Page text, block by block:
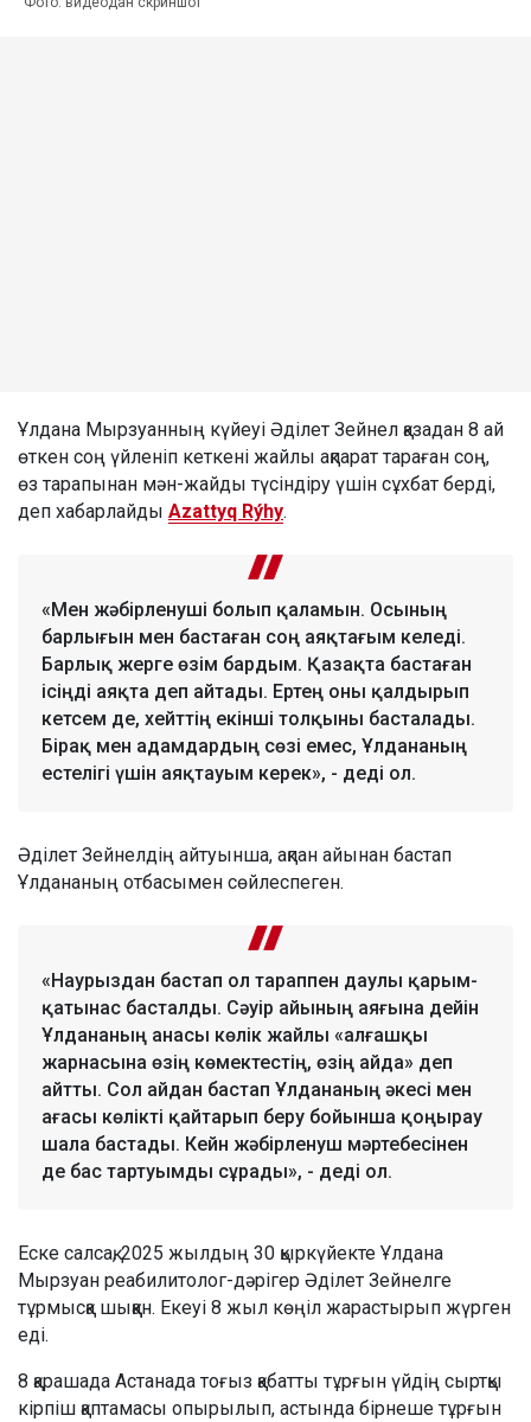
Ұлдана Мырзуанның күйеуі Әділет Зейнел қазадан 8 ай
өткен соң үйленіп кеткені жайлы ақпарат тараған соң,
өз тарапынан мән-жайды түсіндіру үшін сұхбат берді,
деп хабарлайды Azattyq Rýhy.
«Мен жәбірленуші болып қаламын. Осының
барлығын мен бастаған соң аяқтағым келеді.
Барлық жерге өзім бардым. Қазақта бастаған
ісіңді аяқта деп айтады. Ертең оны қалдырып
кетсем де, хейттің екінші толқыны басталады.
Бірақ мен адамдардың сөзі емес, Ұлдананың
естелігі үшін аяқтауым керек», - деді ол.
Әділет Зейнелдің айтуынша, ақпан айынан бастап
Ұлдананың отбасымен сөйлеспеген.
«Наурыздан бастап ол тараппен даулы қарым-
қатынас басталды. Сәуір айының аяғына дейін
Ұлдананың анасы көлік жайлы «алғашқы
жарнасына өзің көмектестің, өзің айда» деп
айтты. Сол айдан бастап Ұлдананың әкесі мен
ағасы көлікті қайтарып беру бойынша қоңырау
шала бастады. Кейн жәбірленуш мәртебесінен
де бас тартуымды сұрады», - деді ол.
Еске салсақ, 2025 жылдың 30 қыркүйекте Ұлдана
Мырзуан реабилитолог-дәрігер Әділет Зейнелге
тұрмысқа шыққан. Екеуі 8 жыл көңіл жарастырып жүрген
еді.
8 қарашада Астанада тоғыз қабатты тұрғын үйдің сыртқы
кірпіш қаптамасы опырылып, астында бірнеше тұрғын